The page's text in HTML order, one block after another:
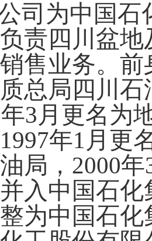
司为中国石
责四川盆
售业务。前
总局四川
年3月更名为
年1月更
局，2000
入中国石化
为中国石